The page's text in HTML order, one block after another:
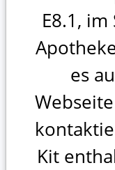
E8.1,
es
Kit